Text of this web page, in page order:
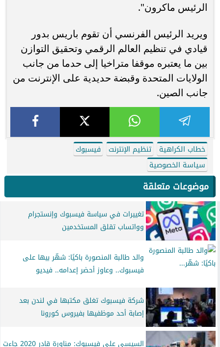
الرئيس ماكرون".
ويريد الرئيس الفرنسي أن تقوم باريس بدور
قيادي في تنظيم العالم الرقمي وتحقيق التوازن
بين ما يعتبره موقفا متراخيا إلى حدما من جانب
الولايات المتحدة وقبضة حديدية على الإنترنت من
جانب الصين.
خطاب الكراهية تنظيم الإنترنت
فيسبوك
سياسة الخصوصية
موضوعات متعلقة
تغييرات في سياسة فيسبوك وإنستجرام
وواتساب تقلق المستخدمين
والد طالبة المنصورة باكيًا: شهّر بيها على
فيسبوك.. وعاوز أحضر إعدامه.. فيديو
شركة فيسبوك تغلق مكتبها في لندن بعد
إصابة أحد موظفيها بفيروس كورونا
السيسي على فيسبوك: مناورة قادر 2020 جاءت